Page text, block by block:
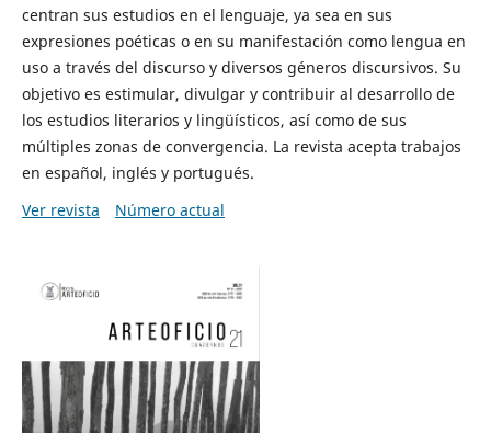
centran sus estudios en el lenguaje, ya sea en sus
expresiones poéticas o en su manifestación como lengua en
uso a través del discurso y diversos géneros discursivos. Su
objetivo es estimular, divulgar y contribuir al desarrollo de
los estudios literarios y lingüísticos, así como de sus
múltiples zonas de convergencia. La revista acepta trabajos
en español, inglés y portugués.
Ver revista
Número actual